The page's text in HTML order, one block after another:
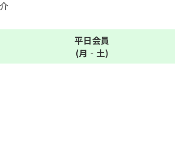
平日会員
(月‐土)